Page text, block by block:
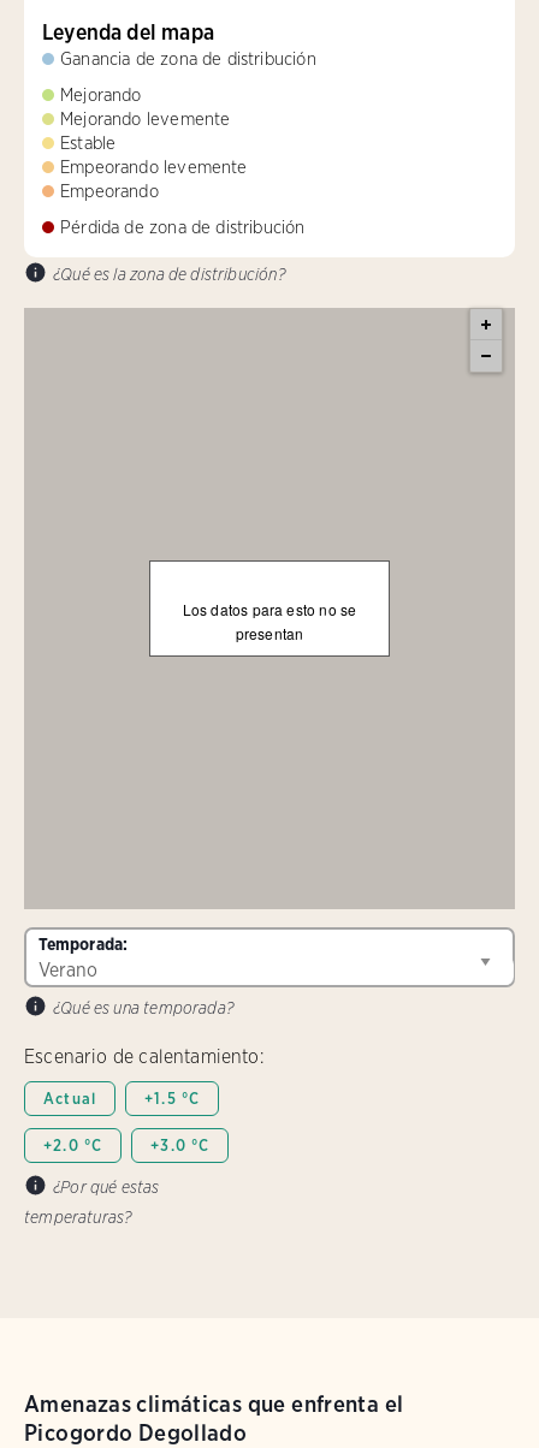
Leyenda del mapa
Ganancia de zona de distribución
Mejorando
Mejorando levemente
Estable
Empeorando levemente
Empeorando
Pérdida de zona de distribución
¿Qué es la zona de distribución?
Los datos para esto no se
presentan
Temporada:
¿Qué es una temporada?
Escenario de calentamiento:
Actual +1.5 °C
+2.0 °C +3.0 °C
¿Por qué estas
temperaturas?
Amenazas climáticas que enfrenta el
Picogordo Degollado